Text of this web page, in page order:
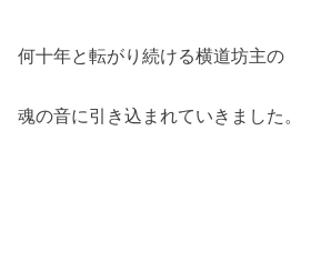
何十年と転がり続ける横道坊主の
魂の音に引き込まれていきました。